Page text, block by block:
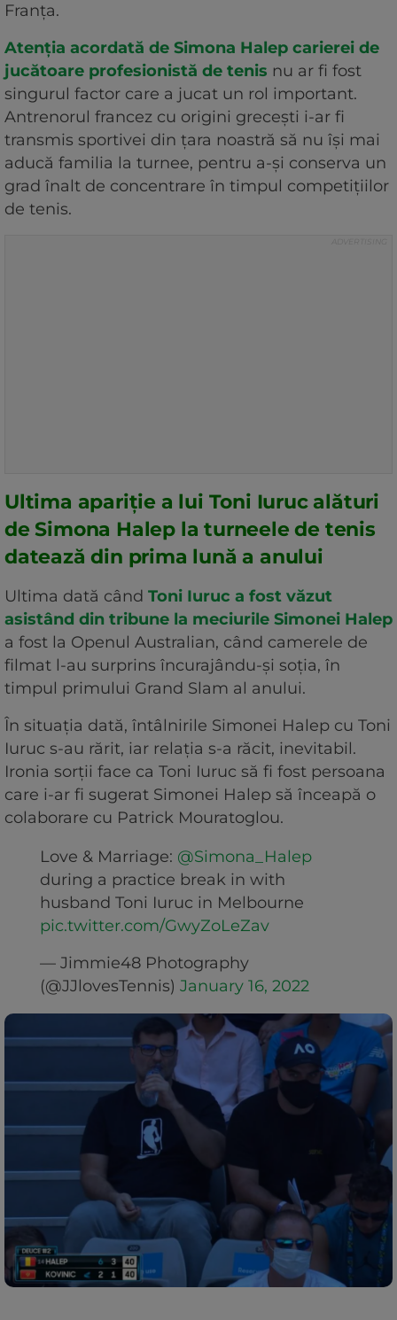
Franța.
Atenția acordată de Simona Halep carierei de
jucătoare profesionistă de tenis nu ar fi fost
singurul factor care a jucat un rol important.
Antrenorul francez cu origini grecești i-ar fi
transmis sportivei din țara noastră să nu își mai
aducă familia la turnee, pentru a-și conserva un
grad înalt de concentrare în timpul competițiilor
de tenis.
Ultima apariție a lui Toni Iuruc alături
de Simona Halep la turneele de tenis
datează din prima lună a anului
Ultima dată când Toni Iuruc a fost văzut
asistând din tribune la meciurile Simonei Halep
a fost la Openul Australian, când camerele de
filmat l-au surprins încurajându-și soția, în
timpul primului Grand Slam al anului.
În situația dată, întâlnirile Simonei Halep cu Toni
Iuruc s-au rărit, iar relația s-a răcit, inevitabil.
Ironia sorţii face ca Toni Iuruc să fi fost persoana
care i-ar fi sugerat Simonei Halep să înceapă o
colaborare cu Patrick Mouratoglou.
Love & Marriage: @Simona_Halep
during a practice break in with
husband Toni Iuruc in Melbourne
pic.twitter.com/GwyZoLeZav
— Jimmie48 Photography
(@JJlovesTennis) January 16, 2022